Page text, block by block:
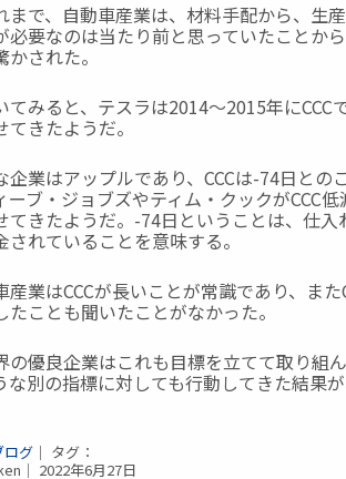
まで、自動車産業は、材料手配から、生
必要なのは当たり前と思っていたことか
された。
てみると、テスラは2014～2015年にCCC
てきたようだ。
企業はアップルであり、CCCは-74日との
ーブ・ジョブズやティム・クックがCCC低
てきたようだ。-74日ということは、仕
されていることを意味する。
産業はCCCが長いことが常識であり、ま
たことも聞いたことがなかった。
の優良企業はこれも目標を立てて取り組
な別の指標に対しても行動してきた結果
ログ ｜ タグ：
｜ 2022年6月27日